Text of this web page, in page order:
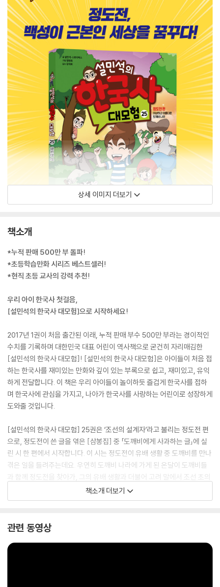
상세 이미지 더보기
책소개
*누적 판매 500만 부 돌파!
*초등학습만화 시리즈 베스트셀러!
*현직 초등 교사의 강력 추천!
우리 아이 한국사 첫걸음,
[설민석의 한국사 대모험]으로 시작하세요!
2017년 1권이 처음 출간된 이래, 누적 판매 부수 500만 부라는 경이적인
수치를 기록하며 대한민국 대표 어린이 역사책으로 굳건히 자리매김한
[설민석의 한국사 대모험]! [설민석의 한국사 대모험]은 아이들이 처음 접
하는 한국사를 재미있는 만화와 깊이 있는 부록으로 쉽고, 재미있고, 유익
하게 전달합니다. 이 책은 우리 아이들이 놀이하듯 즐겁게 한국사를 접하
며 한국사에 관심을 가지고, 나아가 한국사를 사랑하는 어린이로 성장하게
도와줄 것입니다.
[설민석의 한국사 대모험] 25권은 ‘조선의 설계자’라고 불리는 정도전 편
으로, 정도전이 쓴 글을 엮은 [삼봉집] 중 「도깨비에게 사과하는 글」에 실
린 시 한 편에서 시작합니다. 이 시는 정도전이 유배 생활 중 도깨비를 만나
겪은 일을 들려주는데요. 우연히 도깨비 나라에 가게 된 온달이 도깨비들
과 함께 정도전을 찾아가, 그의 유배 생활과 더불어 고려 말에서 조선 초의
역사를 지켜보는 내용을 담고 있습니다. 온달이 어떤 모험을 하게 될지 [설
민석의 한국사 대모험] 25권에서 확인해 보세요!
책소개 더보기
관련 동영상